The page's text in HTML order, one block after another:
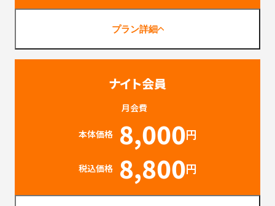
プラン詳細
ナイト会員
月会費
本体価格 8,000円
税込価格 8,800円